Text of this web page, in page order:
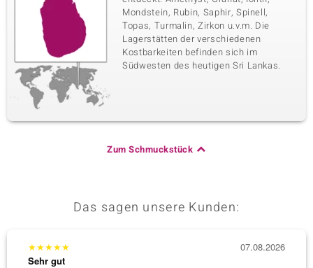
Mondstein, Rubin, Saphir, Spinell,
Topas, Turmalin, Zirkon u.v.m. Die
Lagerstätten der verschiedenen
Kostbarkeiten befinden sich im
Südwesten des heutigen Sri Lankas.
Zum Schmuckstück
Das sagen unsere Kunden:
★★★★★
Sehr gut
07.08.2026